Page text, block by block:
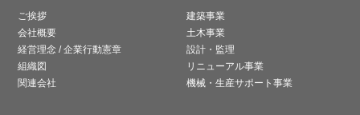
ご挨拶
会社概要
経営理念 / 企業行動憲章
組織図
関連会社
建築事業
土木事業
設計・監理
リニューアル事業
機械・生産サポート事業